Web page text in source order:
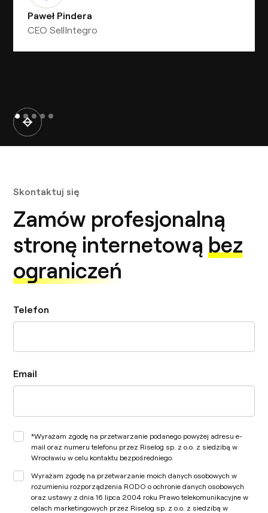
Paweł Pindera
CEO SellIntegro
Skontaktuj się
Zamów profesjonalną
stronę internetową bez
ograniczeń
Telefon
Email
*Wyrażam zgodę na przetwarzanie podanego powyżej adresu e-
mail oraz numeru telefonu przez Riselog sp. z o.o. z siedzibą w
Wrocławiu w celu kontaktu bezpośredniego.
Wyrażam zgodę na przetwarzanie moich danych osobowych w
rozumieniu rozporządzenia RODO o ochronie danych osobowych
oraz ustawy z dnia 16 lipca 2004 roku Prawo telekomunikacyjne w
celach marketingowych przez Riselog sp. z o.o. z siedzibą w